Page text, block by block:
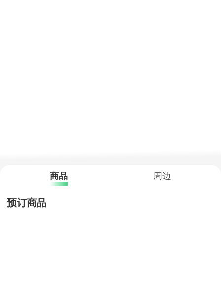
商品 周边
预订商品